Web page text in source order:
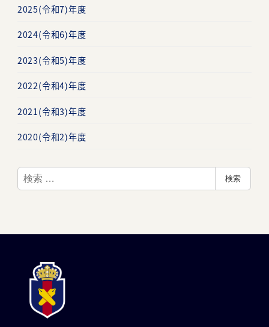
2025(令和7)年度
2024(令和6)年度
2023(令和5)年度
2022(令和4)年度
2021(令和3)年度
2020(令和2)年度
検
索
検索